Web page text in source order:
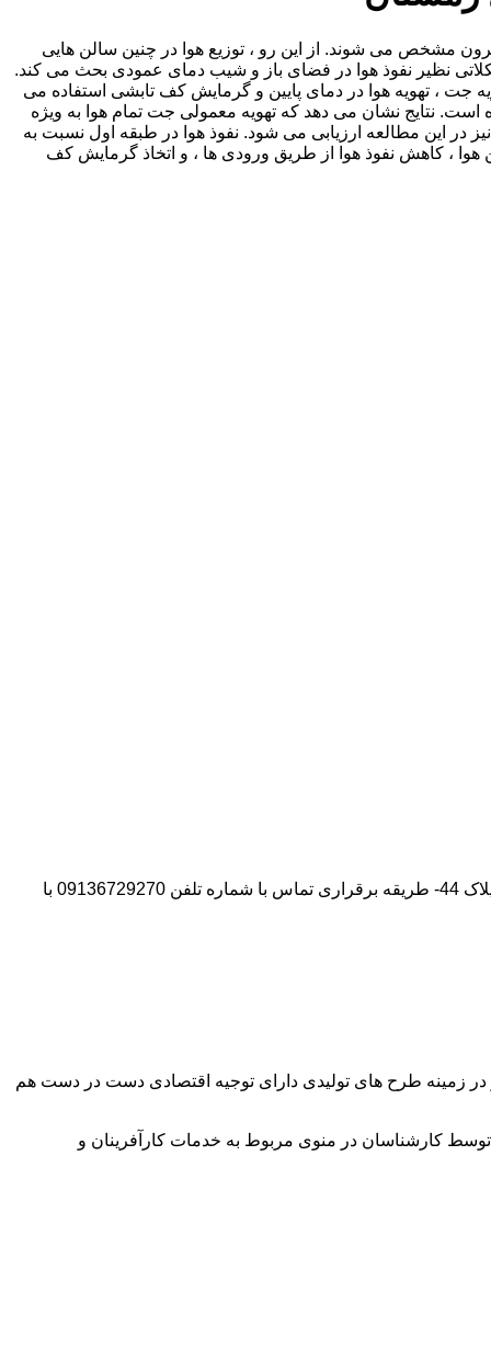
مشخص می شوند. از این رو ، توزیع هوا در چنین سالن هایی
نظیر نفوذ هوا در فضای باز و شیب دمای عمودی بحث می کند.
جت ، تهویه هوا در دمای پایین و گرمایش کف تابشی استفاده می
نتایج نشان می دهد که تهویه معمولی جت تمام هوا به ویژه
در این مطالعه ارزیابی می شود. نفوذ هوا در طبقه اول نسبت به
هوا ، کاهش نفوذ هوا از طریق ورودی ها ، و اتخاذ گرمایش کف
آدرس شرکت:استان تهران- شهر پیشوا- روبروی درب دانشگاه آزاد واحد ورامین – پیشوا – خیابان سروستان- انتهای کوچه سروستان نهم – پلاک 44- طریقه برقراری تماس با شماره تلفن 09136729270 با
در زمینه طرح های تولیدی دارای توجیه اقتصادی دست در دست هم
کارشناسان در منوی مربوط به خدمات کارآفرینان و